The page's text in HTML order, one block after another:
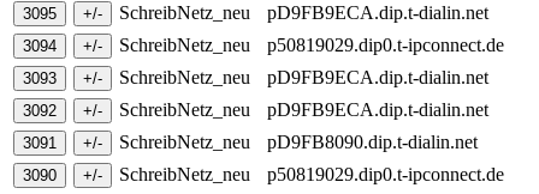
SchreibNetz_neu
pD9FB9ECA.dip.t-dialin.net
SchreibNetz_neu
p50819029.dip0.t-ipconnect.de
SchreibNetz_neu
pD9FB9ECA.dip.t-dialin.net
SchreibNetz_neu
pD9FB9ECA.dip.t-dialin.net
SchreibNetz_neu
pD9FB8090.dip.t-dialin.net
SchreibNetz_neu
p50819029.dip0.t-ipconnect.de